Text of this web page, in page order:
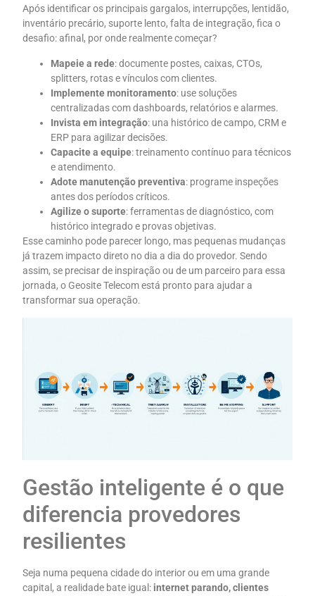
Após identificar os principais gargalos, interrupções, lentidão,
inventário precário, suporte lento, falta de integração, fica o
desafio: afinal, por onde realmente começar?
Mapeie a rede: documente postes, caixas, CTOs,
splitters, rotas e vínculos com clientes.
Implemente monitoramento: use soluções
centralizadas com dashboards, relatórios e alarmes.
Invista em integração: una histórico de campo, CRM e
ERP para agilizar decisões.
Capacite a equipe: treinamento contínuo para técnicos
e atendimento.
Adote manutenção preventiva: programe inspeções
antes dos períodos críticos.
Agilize o suporte: ferramentas de diagnóstico, com
histórico integrado e provas objetivas.
Esse caminho pode parecer longo, mas pequenas mudanças
já trazem impacto direto no dia a dia do provedor. Sendo
assim, se precisar de inspiração ou de um parceiro para essa
jornada, o Geosite Telecom está pronto para ajudar a
transformar sua operação.
Gestão inteligente é o que
diferencia provedores
resilientes
Seja numa pequena cidade do interior ou em uma grande
capital, a realidade bate igual: internet parando, clientes